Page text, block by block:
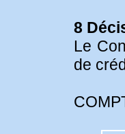
8
Le
de